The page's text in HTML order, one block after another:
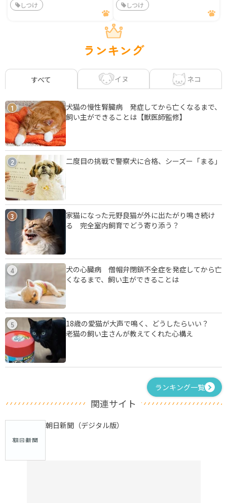
しつけ しつけ
ランキング
すべて イヌ ネコ
1
犬猫の慢性腎臓病 発症してから亡くなるまで、
飼い主ができることは【獣医師監修】
2 二度目の挑戦で警察犬に合格、シーズー「まる」
3
家猫になった元野良猫が外に出たがり鳴き続け
る 完全室内飼育でどう寄り添う？
4
犬の心臓病 僧帽弁閉鎖不全症を発症してから亡
くなるまで、飼い主ができることは
5
18歳の愛猫が大声で鳴く、どうしたらいい？
老猫の飼い主さんが教えてくれた心構え
ランキング一覧
関連サイト
朝日新聞（デジタル版）